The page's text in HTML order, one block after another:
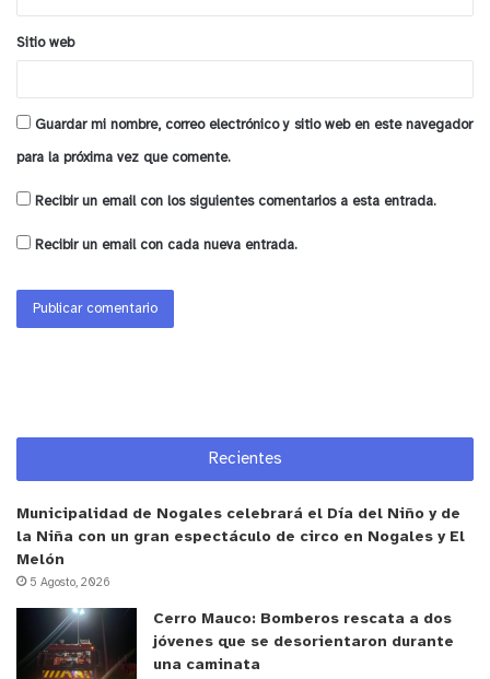
Sitio web
Guardar mi nombre, correo electrónico y sitio web en este navegador
para la próxima vez que comente.
Recibir un email con los siguientes comentarios a esta entrada.
Recibir un email con cada nueva entrada.
Recientes
Municipalidad de Nogales celebrará el Día del Niño y de
la Niña con un gran espectáculo de circo en Nogales y El
Melón
5 Agosto, 2026
Cerro Mauco: Bomberos rescata a dos
jóvenes que se desorientaron durante
una caminata